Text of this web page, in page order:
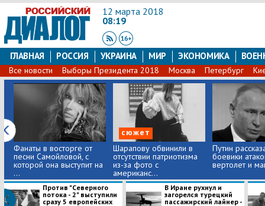
12 марта 2018
08:19
ГЛАВНАЯ РОССИЯ УКРАИНА МИР ЭКОНОМИКА
Все новости Выборы Президента 2018 Москва Петербург
Фанаты в восторге от
песни Самойловой, с
которой она выступит на
...
сюжет
Шарапову обвинили в
отсутствии патриотизма
из-за фото с
американс...
Путин
боевики
вертолет и
Против "Северного
потока - 2" выступили
сразу 5 европейских
B Иране рухнул и
загорелся турецкий
пассажирский лайнер -